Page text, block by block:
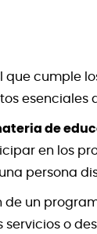
que cumple
de
en los
persona
un
o